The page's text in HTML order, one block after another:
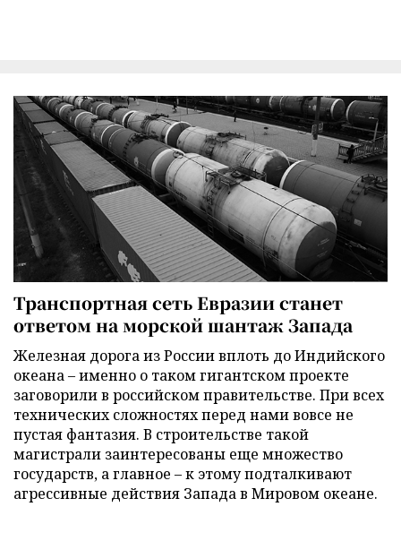
Транспортная сеть Евразии станет
ответом на морской шантаж Запада
Железная дорога из России вплоть до Индийского
океана – именно о таком гигантском проекте
заговорили в российском правительстве. При всех
технических сложностях перед нами вовсе не
пустая фантазия. В строительстве такой
магистрали заинтересованы еще множество
государств, а главное – к этому подталкивают
агрессивные действия Запада в Мировом океане.